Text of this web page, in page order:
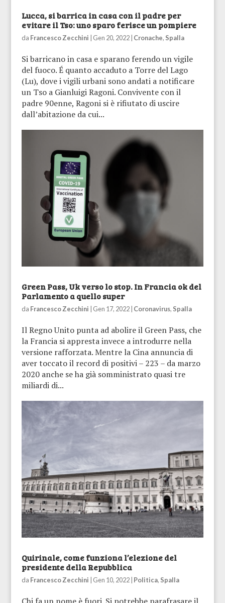
Lucca, si barrica in casa con il padre per
evitare il Tso: uno sparo ferisce un pompiere
da Francesco Zecchini Gen 20, 2022| Cronache, Spalla
Si barricano in casa e sparano ferendo un vigile
del fuoco. É quanto accaduto a Torre del Lago
(Lu), dove i vigili urbani sono andati a notificare
un Tso a Gianluigi Ragoni. Convivente con il
padre 90enne, Ragoni si è rifiutato di uscire
dall’abitazione da cui...
Green Pass, Uk verso lo stop. In Francia ok del
Parlamento a quello super
da Francesco Zecchini Gen 17, 2022| Coronavirus, Spalla
Il Regno Unito punta ad abolire il Green Pass, che
la Francia si appresta invece a introdurre nella
versione rafforzata. Mentre la Cina annuncia di
aver toccato il record di positivi – 223 – da marzo
2020 anche se ha già somministrato quasi tre
miliardi di...
Quirinale, come funziona l’elezione del
presidente della Repubblica
da Francesco Zecchini Gen 10, 2022| Politica, Spalla